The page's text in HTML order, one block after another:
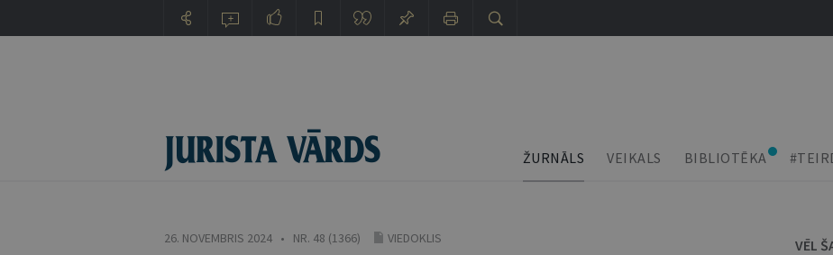
ŽURNĀLS VEIKALS BIBLIOTĒKA
26. NOVEMBRIS 2024 • NR. 48 (1366) VIEDOKLIS VĒL